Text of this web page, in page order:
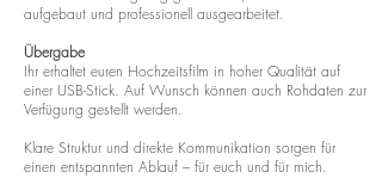
aufgebaut und professionell ausgearbeitet.
Übergabe
Ihr erhaltet euren Hochzeitsfilm in hoher Qualität auf
einer USB-Stick. Auf Wunsch können auch Rohdaten zur
Verfügung gestellt werden.
Klare Struktur und direkte Kommunikation sorgen für
einen entspannten Ablauf – für euch und für mich.